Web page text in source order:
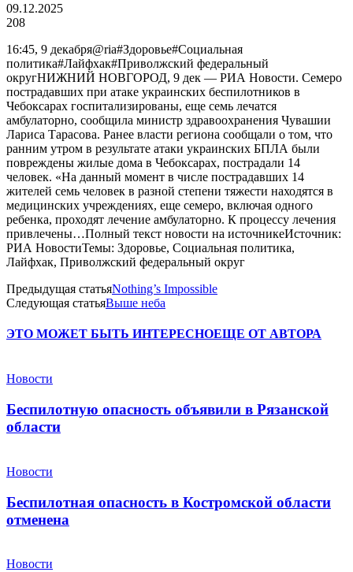
09.12.2025
208
16:45, 9 декабря@ria#Здоровье#Социальная
политика#Лайфхак#Приволжский федеральный
округНИЖНИЙ НОВГОРОД, 9 дек — РИА Новости. Семеро
пострадавших при атаке украинских беспилотников в
Чебоксарах госпитализированы, еще семь лечатся
амбулаторно, сообщила министр здравоохранения Чувашии
Лариса Тарасова. Ранее власти региона сообщали о том, что
ранним утром в результате атаки украинских БПЛА были
повреждены жилые дома в Чебоксарах, пострадали 14
человек. «На данный момент в числе пострадавших 14
жителей семь человек в разной степени тяжести находятся в
медицинских учреждениях, еще семеро, включая одного
ребенка, проходят лечение амбулаторно. К процессу лечения
привлечены…Полный текст новости на источникеИсточник:
РИА НовостиТемы: Здоровье, Социальная политика,
Лайфхак, Приволжский федеральный округ
Предыдущая статьяNothing’s Impossible
Следующая статьяВыше неба
ЭТО МОЖЕТ БЫТЬ ИНТЕРЕСНОЕЩЕ ОТ АВТОРА
Новости
Беспилотную опасность объявили в Рязанской
области
Новости
Беспилотная опасность в Костромской области
отменена
Новости